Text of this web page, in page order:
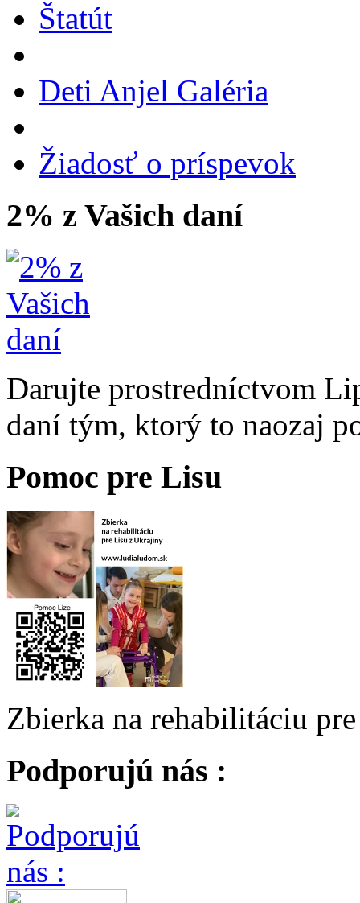
Štatút
Deti Anjel Galéria
Žiadosť o príspevok
2% z Vašich daní
Darujte prostredníctvom
daní tým, ktorý to naozaj
Pomoc pre Lisu
Zbierka na rehabilitáciu
Podporujú nás :